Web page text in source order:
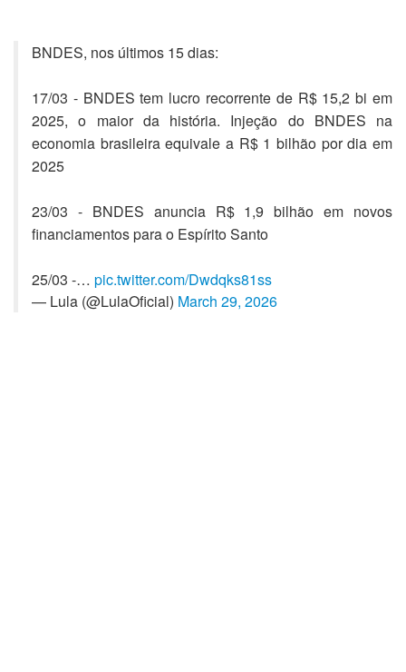
BNDES, nos últimos 15 dias:
17/03 - BNDES tem lucro recorrente de R$ 15,2 bi em
2025, o maior da história. Injeção do BNDES na
economia brasileira equivale a R$ 1 bilhão por dia em
2025
23/03 - BNDES anuncia R$ 1,9 bilhão em novos
financiamentos para o Espírito Santo
25/03 -… pic.twitter.com/Dwdqks81ss
— Lula (@LulaOficial) March 29, 2026